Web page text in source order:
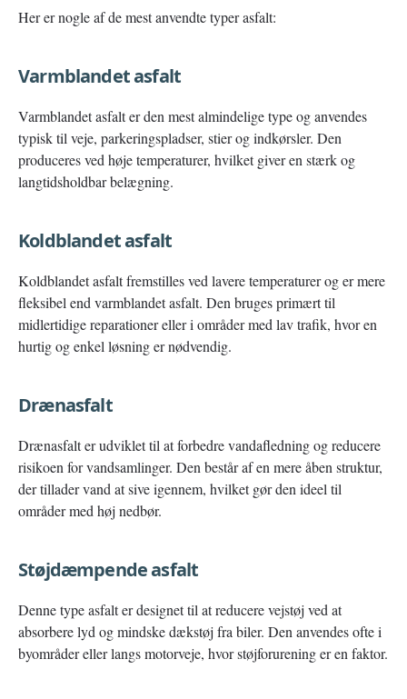
Her er nogle af de mest anvendte typer asfalt:
Varmblandet asfalt
Varmblandet asfalt er den mest almindelige type og anvendes
typisk til veje, parkeringspladser, stier og indkørsler. Den
produceres ved høje temperaturer, hvilket giver en stærk og
langtidsholdbar belægning.
Koldblandet asfalt
Koldblandet asfalt fremstilles ved lavere temperaturer og er mere
fleksibel end varmblandet asfalt. Den bruges primært til
midlertidige reparationer eller i områder med lav trafik, hvor en
hurtig og enkel løsning er nødvendig.
Drænasfalt
Drænasfalt er udviklet til at forbedre vandafledning og reducere
risikoen for vandsamlinger. Den består af en mere åben struktur,
der tillader vand at sive igennem, hvilket gør den ideel til
områder med høj nedbør.
Støjdæmpende asfalt
Denne type asfalt er designet til at reducere vejstøj ved at
absorbere lyd og mindske dækstøj fra biler. Den anvendes ofte i
byområder eller langs motorveje, hvor støjforurening er en faktor.